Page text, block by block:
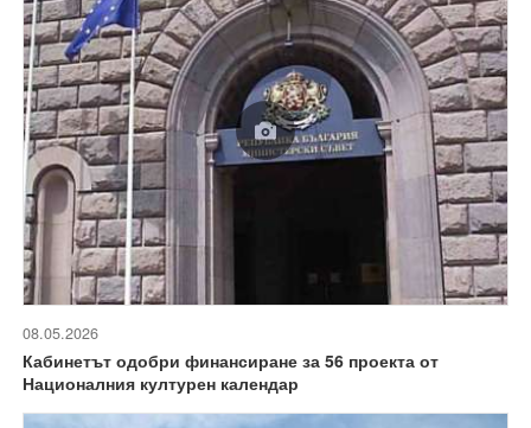
08.05.2026
Кабинетът одобри финансиране за 56 проекта от
Националния културен календар